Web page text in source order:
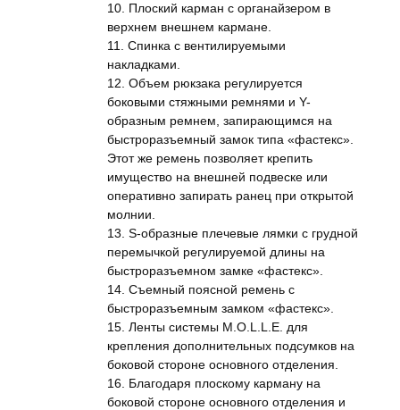
10. Плоский карман с органайзером в
верхнем внешнем кармане.
11. Спинка с вентилируемыми
накладками.
12. Объем рюкзака регулируется
боковыми стяжными ремнями и Y-
образным ремнем, запирающимся на
быстроразъемный замок типа «фастекс».
Этот же ремень позволяет крепить
имущество на внешней подвеске или
оперативно запирать ранец при открытой
молнии.
13. S-образные плечевые лямки с грудной
перемычкой регулируемой длины на
быстроразъемном замке «фастекс».
14. Съемный поясной ремень с
быстроразъемным замком «фастекс».
15. Ленты системы M.O.L.L.E. для
крепления дополнительных подсумков на
боковой стороне основного отделения.
16. Благодаря плоскому карману на
боковой стороне основного отделения и